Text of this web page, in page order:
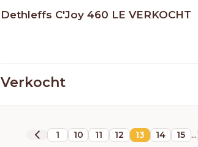
Dethleffs C'Joy 460 LE VERKOCHT
Verkocht
1 10 11 12 13 14 15 ...
AdriaBürstnerCaravelairEasy Caravanning